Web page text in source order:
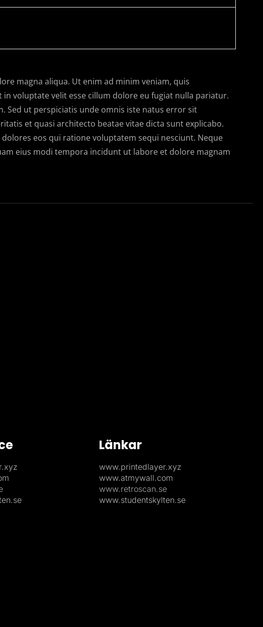
magna aliqua. Ut enim ad minim veniam, quis
voluptate velit esse cillum dolore eu fugiat nulla pariatur.
Sed ut perspiciatis unde omnis iste natus error sit
et quasi architecto beatae vitae dicta sunt explicabo.
eos qui ratione voluptatem sequi nesciunt. Neque
eius modi tempora incidunt ut labore et dolore magnam
Länkar
www.printedlayer.xyz
www.atmywall.com
www.retroscan.se
www.studentskylten.se